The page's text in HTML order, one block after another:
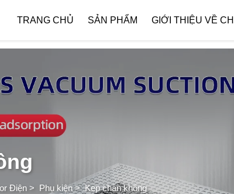
(var i = 0; i < images.length; i++) { if (!images[i].getAttribute('alt')) {
TRANG CHỦ SẢN PHẨM GIỚI THIỆU VỀ
Điện > Phụ kiện>Kẹp chân không